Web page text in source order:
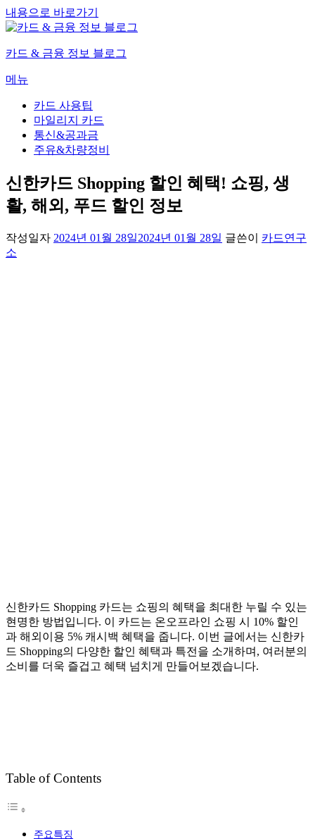
내용으로 바로가기
카드 & 금융 정보 블로그
메뉴
카드 사용팁
마일리지 카드
통신&공과금
주유&차량정비
신한카드 Shopping 할인 혜택! 쇼핑, 생
활, 해외, 푸드 할인 정보
작성일자 2024년 01월 28일2024년 01월 28일 글쓴이 카드연구
소
신한카드 Shopping 카드는 쇼핑의 혜택을 최대한 누릴 수 있는
현명한 방법입니다. 이 카드는 온오프라인 쇼핑 시 10% 할인
과 해외이용 5% 캐시백 혜택을 줍니다. 이번 글에서는 신한카
드 Shopping의 다양한 할인 혜택과 특전을 소개하며, 여러분의
소비를 더욱 즐겁고 혜택 넘치게 만들어보겠습니다.
Table of Contents
주요특징